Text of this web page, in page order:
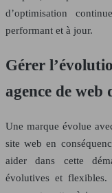
d’optimisation
performant et à jour.
Gérer
agence de web
Une marque évolue
site web en
aider dans cette
évolutives et flexibles.